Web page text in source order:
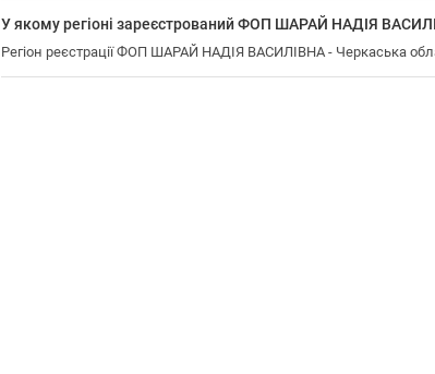
У якому регіоні зареєстрований ФОП ШАРАЙ НАДІЯ
Регіон реєстрації ФОП ШАРАЙ НАДІЯ ВАСИЛІВНА - Черкаська